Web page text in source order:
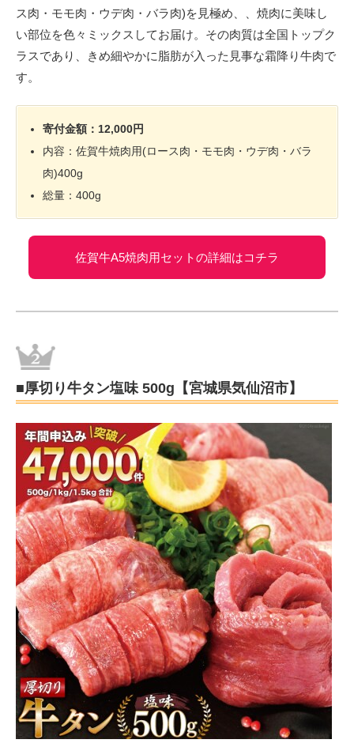
ス肉・モモ肉・ウデ肉・バラ肉)を見極め、、焼肉に美味し
い部位を色々ミックスしてお届け。その肉質は全国トップク
ラスであり、きめ細やかに脂肪が入った見事な霜降り牛肉で
す。
寄付金額：12,000円
内容：佐賀牛焼肉用(ロース肉・モモ肉・ウデ肉・バラ
肉)400g
総量：400g
佐賀牛A5焼肉用セットの詳細はコチラ
■厚切り牛タン塩味 500g【宮城県気仙沼市】